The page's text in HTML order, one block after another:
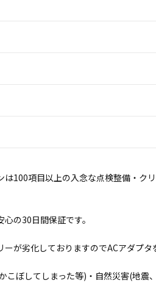
100項目以上の入念な点検整備・ク
の30日間保証です。
が劣化しておりますのでACアダプタ
ぼしてしまった等)・自然災害(地震